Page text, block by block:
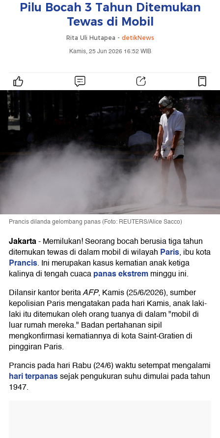
Pilu Bocah 3 Tahun Ditemukan
Tewas di Mobil
Rita Uli Hutapea - detikNews
Kamis, 25 Jun 2026 16:52 WIB
Prancis dilanda gelombang panas (Foto: REUTERS/Alice Sacco)
Jakarta-Memilukan! Seorang bocah berusia tiga tahun
ditemukan tewas di dalam mobil di wilayah Paris, ibu kota
Prancis. Ini merupakan kasus kematian anak ketiga
kalinya di tengah cuacapanas ekstremminggu ini.
Dilansir kantor beritaAFP, Kamis (25/6/2026), sumber
kepolisian Paris mengatakan pada hari Kamis, anak laki-
laki itu ditemukan oleh orang tuanya di dalam "mobil di
luar rumah mereka." Badan pertahanan sipil
mengkonfirmasi kematiannya di kota Saint-Gratien di
pinggiran Paris.
Prancis pada hari Rabu (24/6) waktu setempat mengalami
hari terpanassejak pengukuran suhu dimulai pada tahun
1947.